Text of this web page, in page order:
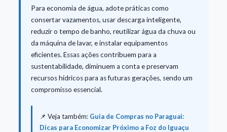
Para economia de água, adote práticas como
consertar vazamentos, usar descarga inteligente,
reduzir o tempo de banho, reutilizar água da chuva ou
da máquina de lavar, e instalar equipamentos
eficientes. Essas ações contribuem para a
sustentabilidade, diminuem a conta e preservam
recursos hídricos para as futuras gerações, sendo um
compromisso essencial.
📌 Veja também: Guia de Compras no Paraguai:
Dicas para Economizar Próximo a Foz do Iguaçu